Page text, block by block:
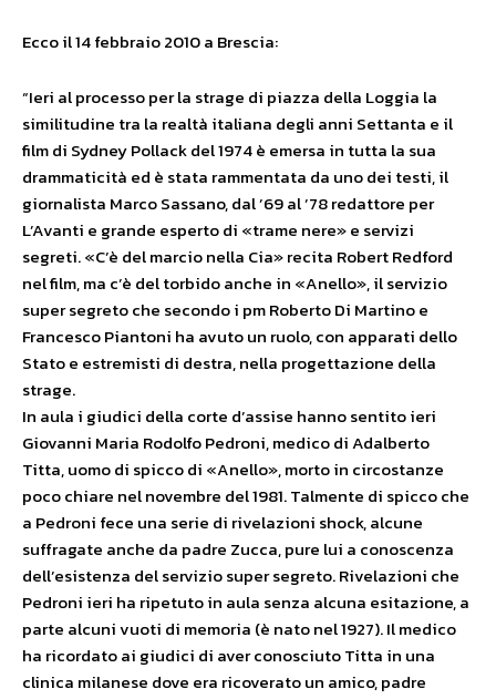
Ecco il 14 febbraio 2010 a Brescia:
“Ieri al processo per la strage di piazza della Loggia la
similitudine tra la realtà italiana degli anni Settanta e il
film di Sydney Pollack del 1974 è emersa in tutta la sua
drammaticità ed è stata rammentata da uno dei testi, il
giornalista Marco Sassano, dal ’69 al ’78 redattore per
L’Avanti e grande esperto di «trame nere» e servizi
segreti. «C’è del marcio nella Cia» recita Robert Redford
nel film, ma c’è del torbido anche in «Anello», il servizio
super segreto che secondo i pm Roberto Di Martino e
Francesco Piantoni ha avuto un ruolo, con apparati dello
Stato e estremisti di destra, nella progettazione della
strage.
In aula i giudici della corte d’assise hanno sentito ieri
Giovanni Maria Rodolfo Pedroni, medico di Adalberto
Titta, uomo di spicco di «Anello», morto in circostanze
poco chiare nel novembre del 1981. Talmente di spicco che
a Pedroni fece una serie di rivelazioni shock, alcune
suffragate anche da padre Zucca, pure lui a conoscenza
dell’esistenza del servizio super segreto. Rivelazioni che
Pedroni ieri ha ripetuto in aula senza alcuna esitazione, a
parte alcuni vuoti di memoria (è nato nel 1927). Il medico
ha ricordato ai giudici di aver conosciuto Titta in una
clinica milanese dove era ricoverato un amico, padre